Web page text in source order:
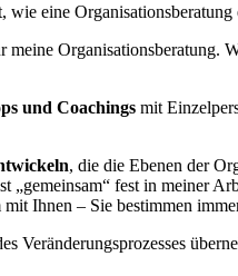
eine
meine Organisationsberatung.
und Coachings mit
, die die Ebenen der
„gemeinsam“ fest in meiner
Ihnen – Sie bestimmen
Veränderungsprozesses